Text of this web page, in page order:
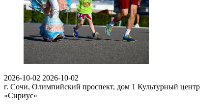
2026-10-02 2026-10-02
г. Сочи, Олимпийский проспект, дом 1 Культурный центр
«Сириус»